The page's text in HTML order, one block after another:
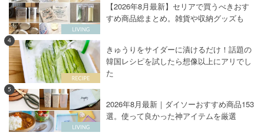
【2026年8月最新】セリアで買うべきおす
すめ商品総まとめ。雑貨や収納グッズも
4
きゅうりをサイダーに漬けるだけ！話題の
韓国レシピを試したら想像以上にアリでし
た
5
2026年8月最新｜ダイソーおすすめ商品153
選。使って良かった神アイテムを厳選